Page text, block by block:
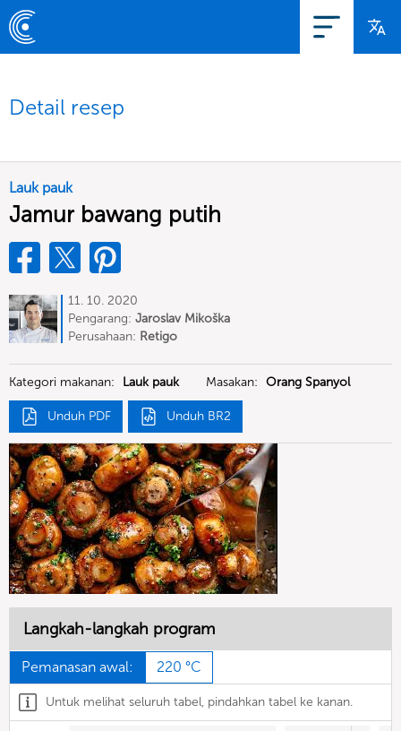
Detail resep
Lauk pauk
Jamur bawang putih
11. 10. 2020
Pengarang: Jaroslav Mikoška
Perusahaan: Retigo
Kategori makanan: Lauk pauk Masakan: Orang Spanyol
Unduh PDF Unduh BR2
Langkah-langkah program
Pemanasan awal: 220 °C
Untuk melihat seluruh tabel, pindahkan tabel ke kanan.